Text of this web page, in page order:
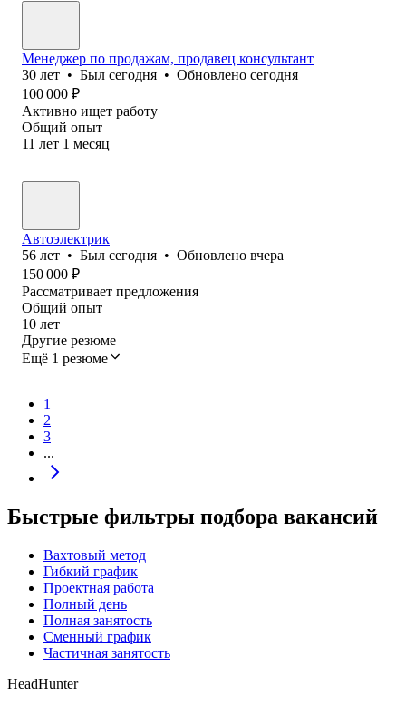
Менеджер по продажам, продавец консультант
30 лет • Был сегодня • Обновлено сегодня
100 000 ₽
Активно ищет работу
Общий опыт
11 лет 1 месяц
Автоэлектрик
56 лет • Был сегодня • Обновлено вчера
150 000 ₽
Рассматривает предложения
Общий опыт
10 лет
Другие резюме
Ещё 1 резюме
1
2
3
...
Быстрые фильтры подбора вакансий
Вахтовый метод
Гибкий график
Проектная работа
Полный день
Полная занятость
Сменный график
Частичная занятость
HeadHunter